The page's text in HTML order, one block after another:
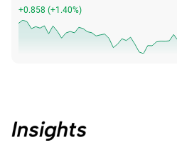
+0.853 (+1.39%)